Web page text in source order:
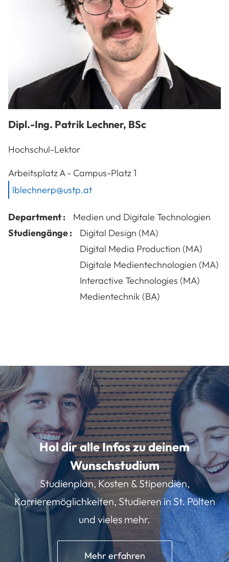
Dipl.-Ing. Patrik Lechner, BSc
Hochschul-Lektor
ArbeitsplatzA - Campus-Platz 1
lblechnerp@ustp.at
Department :
Medien und Digitale Technologien
Studiengänge :
Digital Design (MA)
Digital Media Production (MA)
Digitale Medientechnologien (MA)
Interactive Technologies (MA)
Medientechnik (BA)
Hol dir alle Infos zu deinem
Wunschstudium
Studienplan, Kosten & Stipendien,
Karrieremöglichkeiten, Studieren in St. Pölten
und vieles mehr.
Mehr erfahren